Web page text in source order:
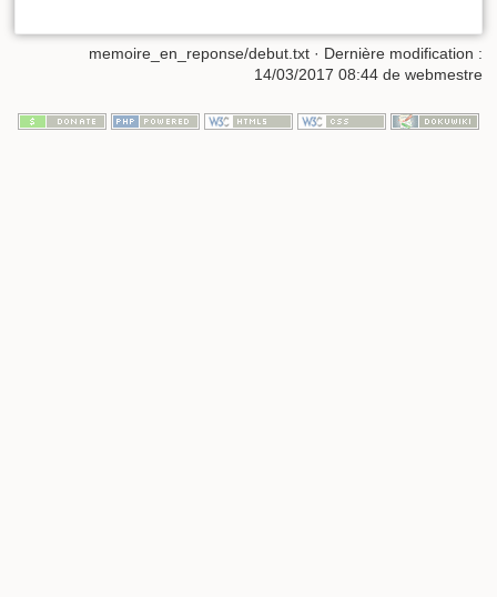
memoire_en_reponse/debut.txt · Dernière modification :
14/03/2017 08:44 de webmestre